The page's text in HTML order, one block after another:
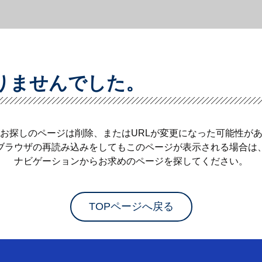
せんでした。
探しのページは削除、またはURLが変更になった可能性が
ラウザの再読み込みをしてもこのページが表示される場合は
ナビゲーションからお求めのページを探してください。
TOPページへ戻る